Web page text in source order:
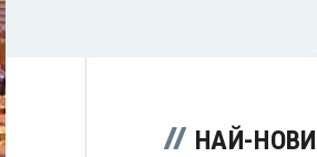
НАЙ-НОВИ